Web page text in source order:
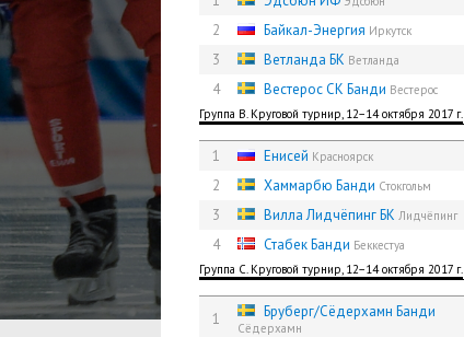
2
Байкал-Энергия Иркутск
3
Ветланда БК Ветланда
4
Вестерос СК Банди Вестерос
Группа B. Круговой турнир, 12−14 октября 2017 г.
1 Енисей Красноярск
2
Хаммарбю Банди Стокгольм
3
Вилла Лидчёпинг БК Лидчёпинг
4
Стабек Банди Беккестуа
Группа C. Круговой турнир, 12−14 октября 2017 г.
1 Бруберг/Сёдерхамн Банди
Сёдерхамн